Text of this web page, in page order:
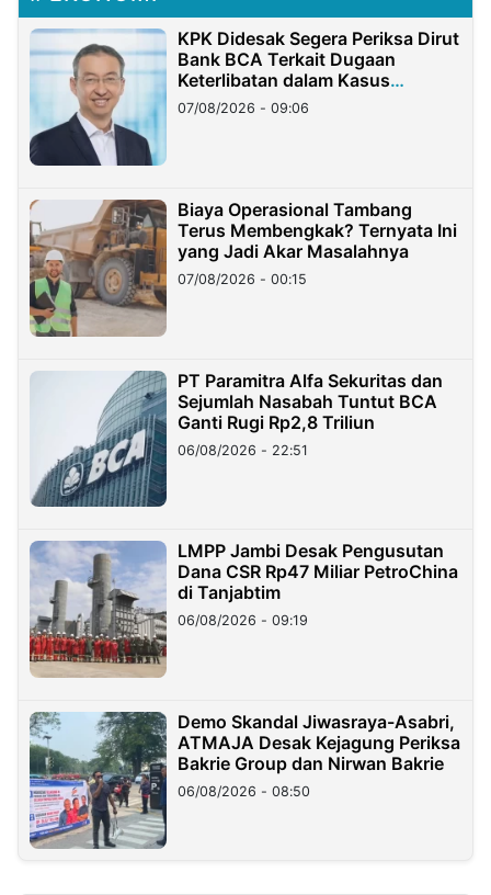
KPK Didesak Segera Periksa Dirut
Bank BCA Terkait Dugaan
Keterlibatan dalam Kasus
Hilangnya Dana Nasabah Rp2,58
Miliar
07/08/2026 - 09:06
Biaya Operasional Tambang
Terus Membengkak? Ternyata Ini
yang Jadi Akar Masalahnya
07/08/2026 - 00:15
PT Paramitra Alfa Sekuritas dan
Sejumlah Nasabah Tuntut BCA
Ganti Rugi Rp2,8 Triliun
06/08/2026 - 22:51
LMPP Jambi Desak Pengusutan
Dana CSR Rp47 Miliar PetroChina
di Tanjabtim
06/08/2026 - 09:19
Demo Skandal Jiwasraya-Asabri,
ATMAJA Desak Kejagung Periksa
Bakrie Group dan Nirwan Bakrie
06/08/2026 - 08:50